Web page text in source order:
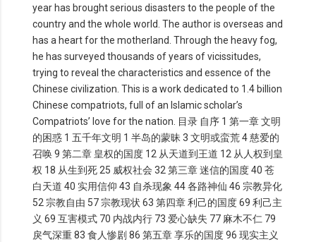
year has brought serious disasters to the people of the
country and the whole world. The author is overseas and
has a heart for the motherland. Through the heavy fog,
he has surveyed thousands of years of vicissitudes,
trying to reveal the characteristics and essence of the
Chinese civilization. This is a work dedicated to 1.4 billion
Chinese compatriots, full of an Islamic scholar’s
Compatriots’ love for the nation. 目录 自序 1 第一章 文明
的困惑 1 五千年文明 1 半岛的蒙昧 3 文明或蛮荒 4 慈爱的
召唤 9 第二章 皇权的国度 12 从天道到王道 12 从人权到皇
权 18 从生到死 25 威权社会 32 第三章 迷信的国度 40 苍
白天道 40 实用信仰 43 自杀现象 44 各路神仙 46 宗教异化
52 宗教自由 57 宗教现状 63 第四章 利己的国度 69 利己主
义 69 互害模式 70 内战内行 73 爱心缺失 77 麻木不仁 79
戾气深重 83 食人惨剧 86 第五章 享乐的国度 96 现实主义